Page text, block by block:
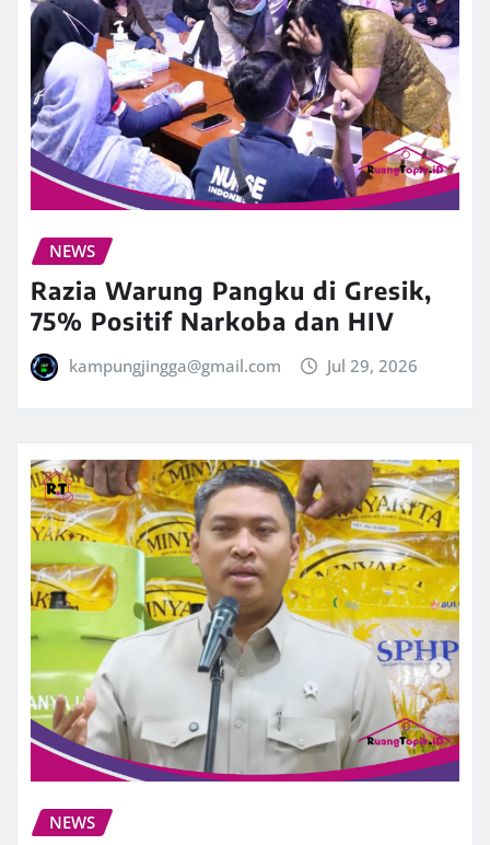
NEWS
Razia Warung Pangku di Gresik,
75% Positif Narkoba dan HIV
kampungjingga@gmail.com Jul 29, 2026
NEWS